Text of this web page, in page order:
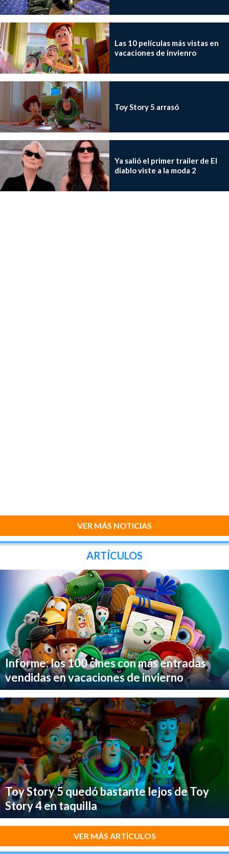
Las 10 películas más vistas en
vacaciones de invienro
Toy Story 5 arrasó
Ya salió el primer trailer de El
diablo viste a la moda 2
VER MÁS NOTICIAS
ARTÍCULOS
Informe: los 100 cines con más entradas
vendidas en vacaciones de invierno
Toy Story 5 quedó bastante lejos de Toy
Story 4 en taquilla
VER MÁS ARTÍCULOS